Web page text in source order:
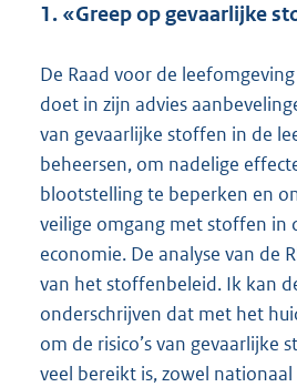
1. «Greep op gevaarlijke
De Raad voor de
doet in zijn advies
van gevaarlijke stoffen in de
beheersen, om nadelige
blootstelling te beperken en
veilige omgang met stoffen in
economie. De analyse van de
van het stoffenbeleid. Ik kan
onderschrijven dat met het
om de risico’s van gevaarlijke
veel bereikt is, zowel